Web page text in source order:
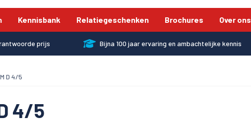
Kennisbank Relatiegeschenken Brochures Over ons
prijs Bijna 100 jaar ervaring en ambachtelijke kennis
D 4/5
4/5